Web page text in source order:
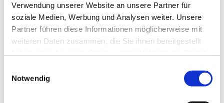
Verwendung unserer Website an unsere Partner für
soziale Medien, Werbung und Analysen weiter. Unsere
Partner führen diese Informationen möglicherweise mit
weiteren Daten zusammen, die Sie ihnen bereitgestellt
Notwendig
Dies könnte Sie auch